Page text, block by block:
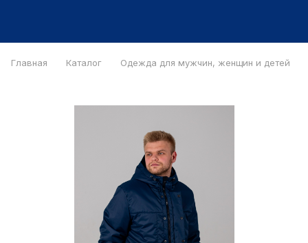
Главная Каталог Одежда для мужчин, женщин и детей